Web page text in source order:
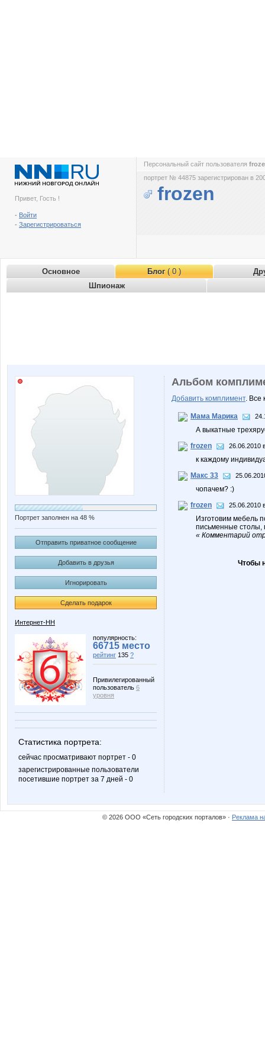
Привет, Гость !
- Войти
- Зарегистрироваться
Персональный сайт пользователя
портрет № 44875 зарегистрирован в
frozen
Основное Блог( 0 )
Шпионаж
Портрет заполнен на 48 %
Отправить приватное сообщение
Добавить в друзья
Игнорировать
Сделать подарок
Интернет-НН
популярность:
66715 место
рейтинг 135 ?
Привилегированный
пользователь 6
уровня
Статистика портрета:
сейчас просматривают портрет - 0
зарегистрированные пользователи
посетившие портрет за 7 дней - 0
Альбом
Добавить комплимент. Все
Мама Марика
А выкатные
frozen
26.06.2010
к каждому
Макс 33
чопачем? :)
frozen
25.06.2010
Изготовим мебель
письменные
« Комментарий
Чтобы
© 2026 ООО «Сеть городских порталов» · Реклама